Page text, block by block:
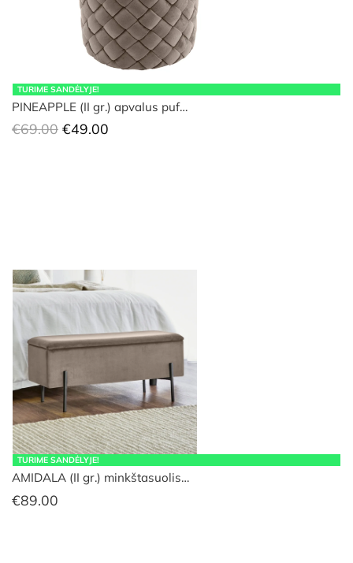
TURIME SANDĖLYJE!
PINEAPPLE (II gr.) apvalus puf…
€69.00 Original
€49.00
TURIME SANDĖLYJE!
AMIDALA (II gr.) minkštasuolis…
€89.00